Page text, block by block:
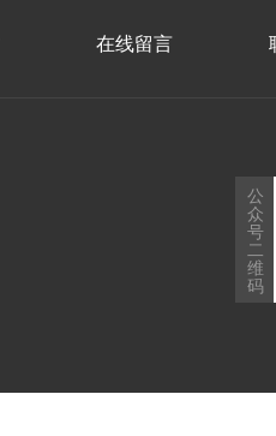
在线留言
公
众
号
二
维
码